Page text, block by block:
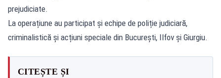
prejudiciate.
La operațiune au participat și echipe de poliție judiciară,
criminalistică și acțiuni speciale din București, Ilfov și Giurgiu.
CITEȘTE ȘI